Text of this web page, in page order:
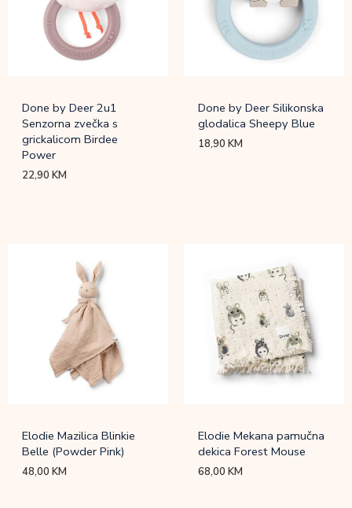
Done by Deer 2u1
Senzorna zvečka s
grickalicom Birdee
Power
22,90KM
Done by Deer Silikonska
glodalica Sheepy Blue
18,90KM
Elodie Mazilica Blinkie
Belle (Powder Pink)
48,00KM
Elodie Mekana pamučna
dekica Forest Mouse
68,00KM